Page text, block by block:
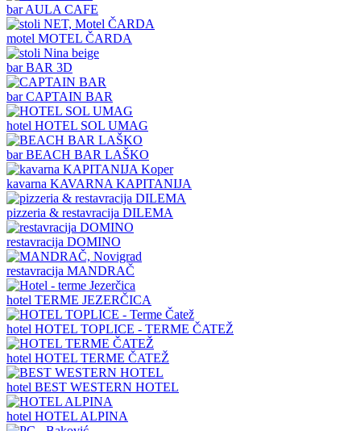
barAULA CAFE
motel MOTEL ČARDA
barBAR 3D
barCAPTAIN BAR
hotel HOTEL SOL UMAG
barBEACH BAR LAŠKO
kavarna KAVARNA KAPITANIJA
pizzeria & restavracija DILEMA
restavracija DOMINO
restavracija MANDRAČ
hotel TERME JEZERČICA
hotel HOTEL TOPLICE - TERME ČATEŽ
hotel HOTEL TERME ČATEŽ
hotel BEST WESTERN HOTEL
hotel HOTEL ALPINA